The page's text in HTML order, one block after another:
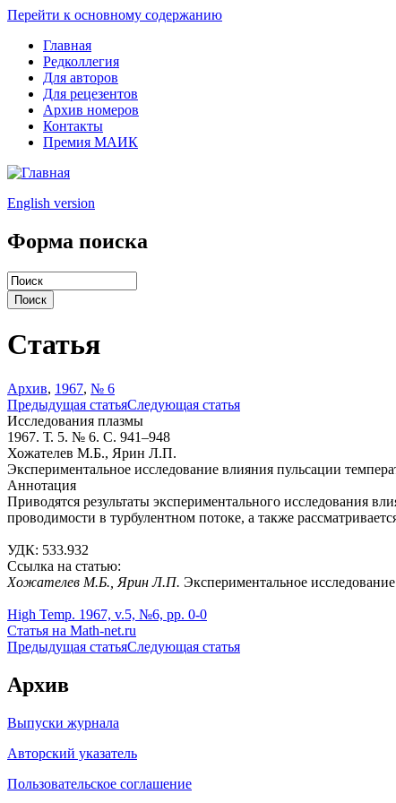
Перейти к основному содержанию
Главная
Редколлегия
Для авторов
Для рецезентов
Архив номеров
Контакты
Премия МАИК
English version
Форма поиска
Статья
Архив, 1967, № 6
Предыдущая статьяСледующая статья
Исследования плазмы
1967. Т. 5. № 6. С. 941–948
Хожателев М.Б., Ярин Л.П.
Экспериментальное исследование влияния пульсации
Аннотация
Приводятся результаты экспериментального исследования
проводимости в турбулентном потоке, а также
УДК: 533.932
Ссылка на статью:
Хожателев М.Б., Ярин Л.П. Экспериментальное
High Temp. 1967, v.5, №6, pp. 0-0
Статья на Math-net.ru
Предыдущая статьяСледующая статья
Архив
Выпуски журнала
Авторский указатель
Пользовательское соглашение